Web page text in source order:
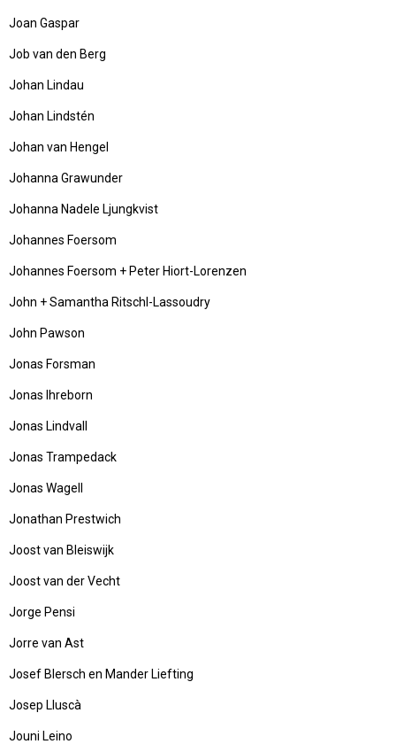
Joan Gaspar
Job van den Berg
Johan Lindau
Johan Lindstén
Johan van Hengel
Johanna Grawunder
Johanna Nadele Ljungkvist
Johannes Foersom
Johannes Foersom + Peter Hiort-Lorenzen
John + Samantha Ritschl-Lassoudry
John Pawson
Jonas Forsman
Jonas Ihreborn
Jonas Lindvall
Jonas Trampedack
Jonas Wagell
Jonathan Prestwich
Joost van Bleiswijk
Joost van der Vecht
Jorge Pensi
Jorre van Ast
Josef Blersch en Mander Liefting
Josep Lluscà
Jouni Leino